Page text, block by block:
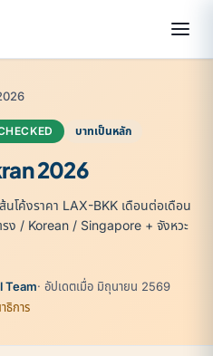
บาทเป็นหลัก
2026
โค้งราคา LAX-BKK เดือนต่อเดือน
ง / Korean / Singapore + จังหวะ
Team· อัปเดตเมื่อ มิถุนายน 2569
ธิการ